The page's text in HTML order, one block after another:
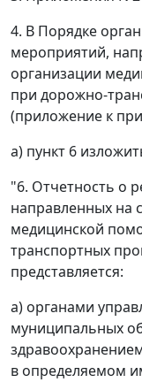
4. В Порядке
мероприятий,
организации
при дорожно-
(приложение к
а) пункт 6
"6. Отчетность о
направленных на
медицинской
транспортных
представляется:
а) органами
муниципальных
в определяемом